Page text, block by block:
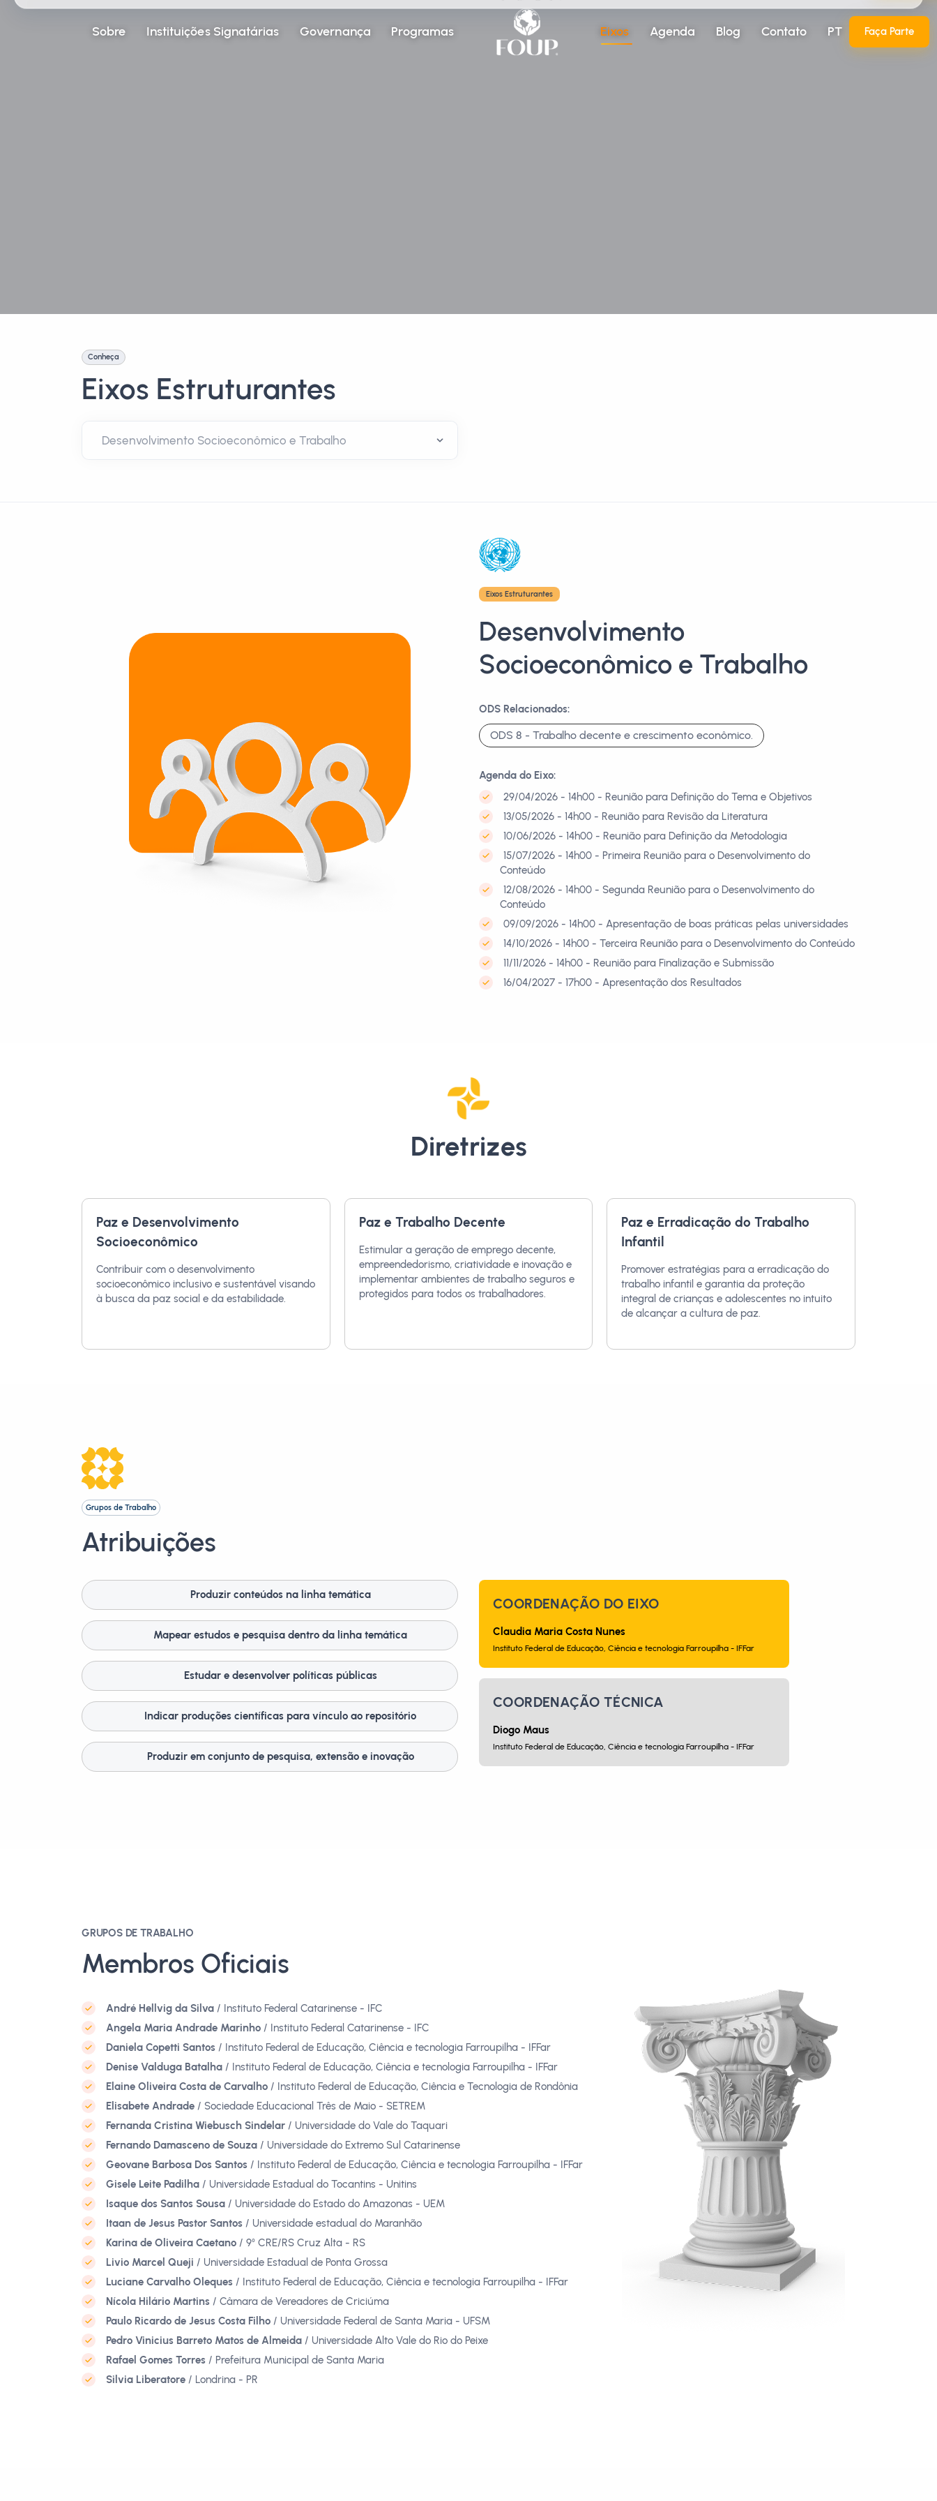
Sobre Instituições Signatárias Governança Programas Eixos Agenda Blog Contato PT Faça Parte
Conheça
Eixos Estruturantes
Eixos Estruturantes
Desenvolvimento
Socioeconômico e Trabalho
ODS Relacionados:
ODS 8 - Trabalho decente e crescimento econômico.
Agenda do Eixo:
29/04/2026 - 14h00 - Reunião para Definição do Tema e Objetivos
13/05/2026 - 14h00 - Reunião para Revisão da Literatura
10/06/2026 - 14h00 - Reunião para Definição da Metodologia
15/07/2026 - 14h00 - Primeira Reunião para o Desenvolvimento do
Conteúdo
12/08/2026 - 14h00 - Segunda Reunião para o Desenvolvimento do
Conteúdo
09/09/2026 - 14h00 - Apresentação de boas práticas pelas universidades
14/10/2026 - 14h00 - Terceira Reunião para o Desenvolvimento do Conteúdo
11/11/2026 - 14h00 - Reunião para Finalização e Submissão
16/04/2027 - 17h00 - Apresentação dos Resultados
Diretrizes
Paz e Desenvolvimento
Socioeconômico
Contribuir com o desenvolvimento
socioeconômico inclusivo e sustentável visando
à busca da paz social e da estabilidade.
Paz e Trabalho Decente
Estimular a geração de emprego decente,
empreendedorismo, criatividade e inovação e
implementar ambientes de trabalho seguros e
protegidos para todos os trabalhadores.
Paz e Erradicação do Trabalho
Infantil
Promover estratégias para a erradicação do
trabalho infantil e garantia da proteção
integral de crianças e adolescentes no intuito
de alcançar a cultura de paz.
Grupos de Trabalho
Atribuições
Produzir conteúdos na linha temática
Mapear estudos e pesquisa dentro da linha temática
Estudar e desenvolver políticas públicas
Indicar produções científicas para vínculo ao repositório
Produzir em conjunto de pesquisa, extensão e inovação
COORDENAÇÃO DO EIXO
Claudia Maria Costa Nunes
Instituto Federal de Educação, Ciência e tecnologia Farroupilha - IFFar
COORDENAÇÃO TÉCNICA
Diogo Maus
Instituto Federal de Educação, Ciência e tecnologia Farroupilha - IFFar
GRUPOS DE TRABALHO
Membros Oficiais
André Hellvig da Silva / Instituto Federal Catarinense - IFC
Angela Maria Andrade Marinho / Instituto Federal Catarinense - IFC
Daniela Copetti Santos / Instituto Federal de Educação, Ciência e tecnologia Farroupilha - IFFar
Denise Valduga Batalha / Instituto Federal de Educação, Ciência e tecnologia Farroupilha - IFFar
Elaine Oliveira Costa de Carvalho / Instituto Federal de Educação, Ciência e Tecnologia de Rondônia
Elisabete Andrade / Sociedade Educacional Três de Maio - SETREM
Fernanda Cristina Wiebusch Sindelar / Universidade do Vale do Taquari
Fernando Damasceno de Souza / Universidade do Extremo Sul Catarinense
Geovane Barbosa Dos Santos / Instituto Federal de Educação, Ciência e tecnologia Farroupilha - IFFar
Gisele Leite Padilha / Universidade Estadual do Tocantins - Unitins
Isaque dos Santos Sousa / Universidade do Estado do Amazonas - UEM
Itaan de Jesus Pastor Santos / Universidade estadual do Maranhão
Karina de Oliveira Caetano / 9⁰ CRE/RS Cruz Alta - RS
Livio Marcel Queji / Universidade Estadual de Ponta Grossa
Luciane Carvalho Oleques / Instituto Federal de Educação, Ciência e tecnologia Farroupilha - IFFar
Nícola Hilário Martins / Câmara de Vereadores de Criciúma
Paulo Ricardo de Jesus Costa Filho / Universidade Federal de Santa Maria - UFSM
Pedro Vinicius Barreto Matos de Almeida / Universidade Alto Vale do Rio do Peixe
Rafael Gomes Torres / Prefeitura Municipal de Santa Maria
Silvia Liberatore / Londrina - PR